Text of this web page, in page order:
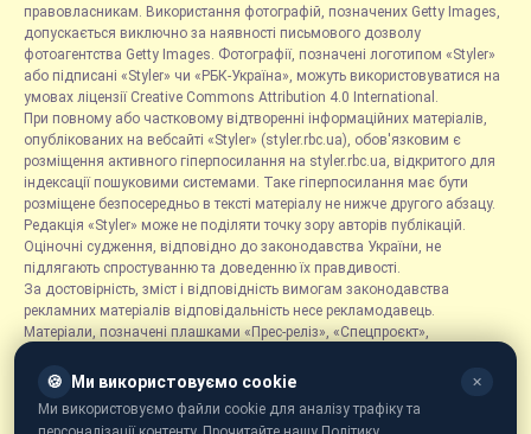
правовласникам. Використання фотографій, позначених Getty Images,
допускається виключно за наявності письмового дозволу
фотоагентства Getty Images. Фотографії, позначені логотипом «Styler»
або підписані «Styler» чи «РБК-Україна», можуть використовуватися на
умовах ліцензії Creative Commons Attribution 4.0 International.
При повному або частковому відтворенні інформаційних матеріалів,
опублікованих на вебсайті «Styler» (styler.rbc.ua), обов'язковим є
розміщення активного гіперпосилання на styler.rbc.ua, відкритого для
індексації пошуковими системами. Таке гіперпосилання має бути
розміщене безпосередньо в тексті матеріалу не нижче другого абзацу.
Редакція «Styler» може не поділяти точку зору авторів публікацій.
Оціночні судження, відповідно до законодавства України, не
підлягають спростуванню та доведенню їх правдивості.
За достовірність, зміст і відповідність вимогам законодавства
рекламних матеріалів відповідальність несе рекламодавець.
Матеріали, позначені плашками «Прес-реліз», «Спецпроєкт»,
розміщуються на правах реклами.
Рубрика «Новини компаній» є інформаційним форматом, що містить
новини, повідомлення та оголошення, пов'язані з діяльністю
🍪 Ми використовуємо cookie ✕
Ми використовуємо файли cookie для аналізу трафіку та